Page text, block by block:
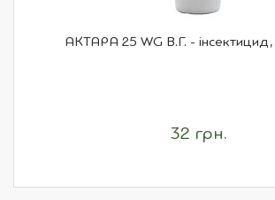
АКТАРА 25 WG В.Г. - інсектицид,
32 грн.